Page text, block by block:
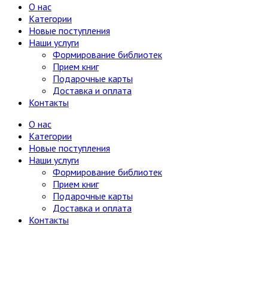
О нас
Категории
Новые поступления
Наши услуги
Формирование библиотек
Прием книг
Подарочные карты
Доставка и оплата
Контакты
О нас
Категории
Новые поступления
Наши услуги
Формирование библиотек
Прием книг
Подарочные карты
Доставка и оплата
Контакты